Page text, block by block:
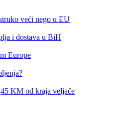
veći nego u EU
i dostava u BiH
Europe
KM od kraja veljače